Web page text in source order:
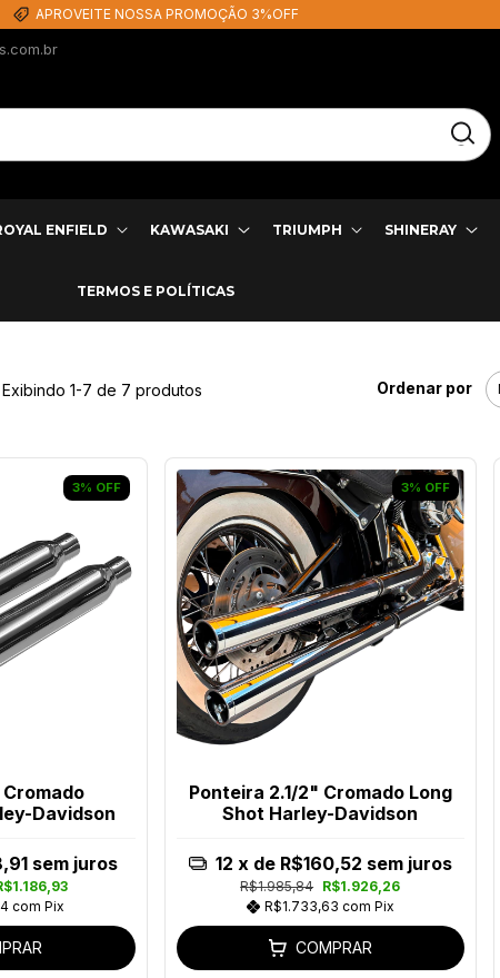
APROVEITE NOSSA PROMOÇÃO 3%OFF
ENFIELD KAWASAKI TRIUMPH SHINERAY
TERMOS E POLÍTICAS
Exibindo 1-7 de 7 produtos Ordenar por
3% OFF
Davidson
com Pix
sem juros
3% OFF
Ponteira 2.1/2" Cromado Long
Shot Harley-Davidson
R$1.985,84 R$1.926,26
R$1.733,63 com Pix
12 x de R$160,52 sem juros
COMPRAR